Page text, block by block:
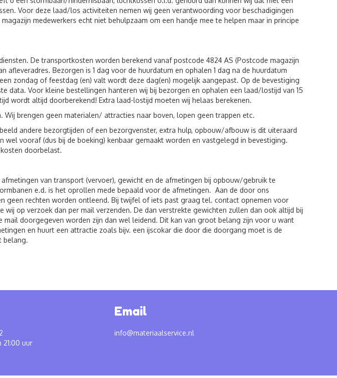
Voor deze laad/los activiteiten nemen wij geen verantwoording voor beschadigingen
medewerkers echt niet behulpzaam om een handje mee te helpen maar in principe
De transportkosten worden berekend vanaf postcode 4824 AS (Postcode magazijn
afleveradres. Bezorgen is 1 dag voor de huurdatum en ophalen 1 dag na de huurdatum
zondag of feestdag (en) valt wordt deze dag(en) mogelijk aangepast. Op de bevestiging
data. Voor kleine bestellingen hanteren wij bij bezorgen en ophalen een laad/lostijd van 15
wordt altijd doorberekend! Extra laad-lostijd moeten wij helaas berekenen.
Wij brengen geen materialen/ attracties naar boven, lopen geen trappen etc.
andere bezorgtijden of een bezorgvenster, extra hulp, opbouw/afbouw is dit uiteraard
wel vooraf (dus bij de boeking) kenbaar gemaakt worden en vastgelegd in bevestiging.
doorbelast.
van transport (vervoer), gewicht en de afmetingen bij opbouw/gebruik te
e.d. is het oprollen mede bepaald voor de afmetingen. Aan de door ons
geen rechten worden ontleend. Bij twijfel of iets past graag tel. contact opnemen voor
wij op verzoek dan per mail verzenden. De dan verstrekte gewichten zullen dan ook altijd bij
mail doorgegeven worden zijn dan wel leidend. Dit kan van groot belang zijn voor u want
en huurt een attractie zoals bijv. een ijscokar die door die doorgang moet is de
belang.
21:00 uur
Email
info@materiaalservice.nl